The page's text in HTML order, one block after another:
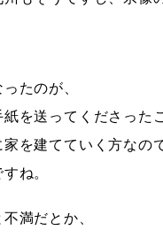
たのが、
を送ってくださった
を建てていく方なの
ね。
満だとか、